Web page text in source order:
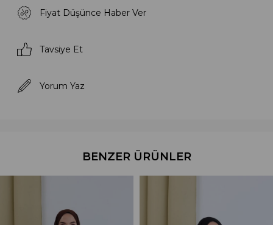
Fiyat Düşünce Haber Ver
Tavsiye Et
Yorum Yaz
BENZER ÜRÜNLER